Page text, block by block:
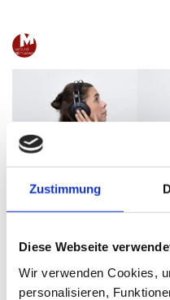
Zustimmung
Diese Webseite
Wir verwenden Cookies,
personalisieren,
Museumsinfoblatt
Aus dem Inhalt